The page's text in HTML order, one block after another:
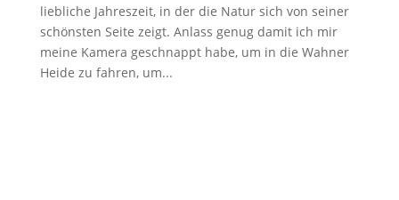
liebliche Jahreszeit, in der die Natur sich von seiner
schönsten Seite zeigt. Anlass genug damit ich mir
meine Kamera geschnappt habe, um in die Wahner
Heide zu fahren, um...